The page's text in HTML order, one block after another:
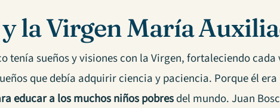
la Virgen María
tenía sueños y visiones con la Virgen, fortaleciendo cada
que debía adquirir ciencia y paciencia. Porque él
educar a los muchos niños pobresdel mundo. Juan